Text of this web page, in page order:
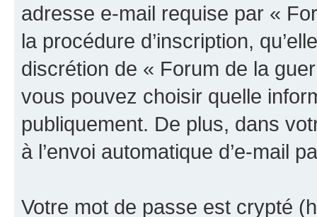
adresse e-mail requise par «
la procédure d’inscription,
discrétion de « Forum de la
vous pouvez choisir quelle
publiquement. De plus, dans
à l’envoi automatique d’e-mail
Votre mot de passe est crypté